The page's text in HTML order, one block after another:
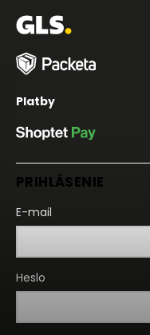
Platby
PRIHLÁSENIE
E-mail
Heslo